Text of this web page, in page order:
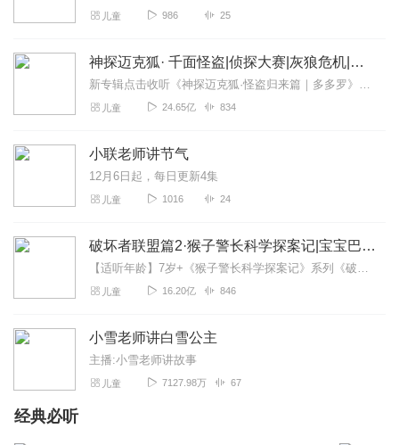
儿童 986 25
神探迈克狐· 千面怪盗|侦探大赛|灰狼危机|多多罗
新专辑点击收听《神探迈克狐·怪盗归来篇｜多多罗》！！！>>>点击进入主播橱窗购买《神探迈克狐》系列图书吧!<<<多多罗故事【点击前往】收听多多罗其他好玩有趣的故...
儿童 24.65亿 834
小联老师讲节气
12月6日起，每日更新4集
儿童 1016 24
破坏者联盟篇2·猴子警长科学探案记|宝宝巴士故事
【适听年龄】7岁+《猴子警长科学探案记》系列《破坏者联盟篇1·猴子警长科学探案记》>>>《破坏者联盟篇2·猴子警长科学探案记》>>>《破坏者联盟篇3·猴子警长科...
儿童 16.20亿 846
小雪老师讲白雪公主
主播:小雪老师讲故事
儿童 7127.98万 67
经典必听